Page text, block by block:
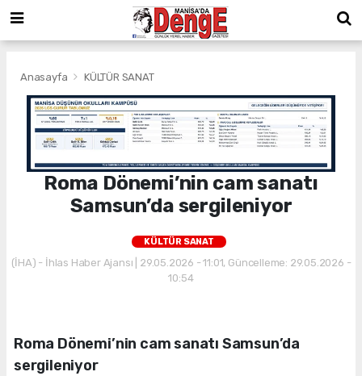
Anasayfa KÜLTÜR SANAT
Roma Dönemi’nin cam sanatı
Samsun’da sergileniyor
KÜLTÜR SANAT
(İHA) - İhlas Haber Ajansı | 29.05.2026 - 11:01, Güncelleme: 29.05.2026 -
10:54
Roma Dönemi’nin cam sanatı Samsun’da
sergileniyor